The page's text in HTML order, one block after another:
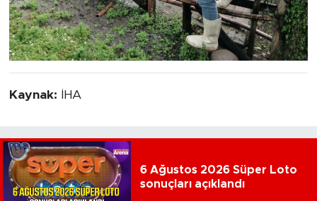
Kaynak: İHA
6 Ağustos 2026 Süper Loto
sonuçları açıklandı